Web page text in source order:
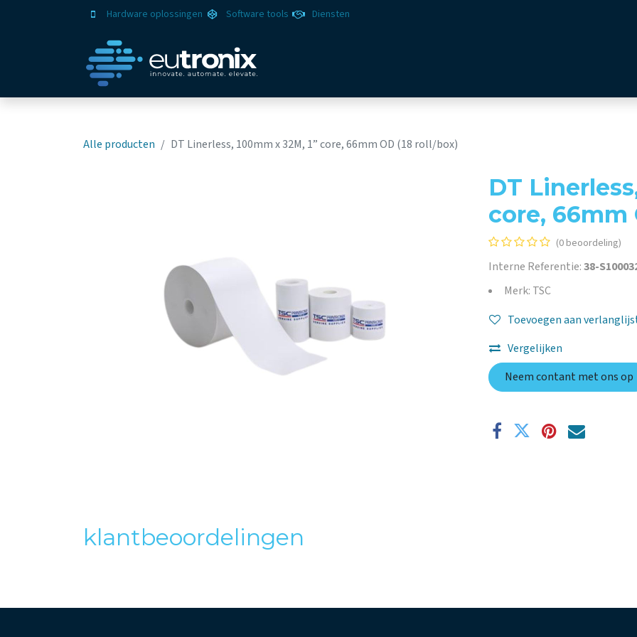
Hardware oplossingen Software tools Diensten
Alle producten DT Linerless, 100mm x 32M, 1” core, 66mm OD (18 roll/box)
DT
core, 66mm
(0 beoordeling)
Interne Referentie:38-
Merk: TSC
Toevoegen aan
Vergelijken
Neem contant met ons op
klantbeoordelingen